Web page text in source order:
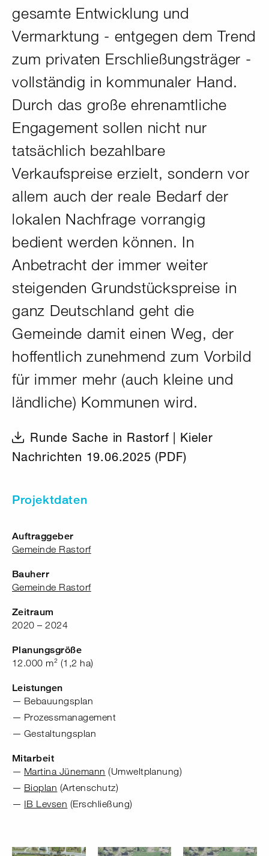
gesamte Entwicklung und
Vermarktung - entgegen dem Trend
zum privaten Erschließungsträger -
vollständig in kommunaler Hand.
Durch das große ehrenamtliche
Engagement sollen nicht nur
tatsächlich bezahlbare
Verkaufspreise erzielt, sondern vor
allem auch der reale Bedarf der
lokalen Nachfrage vorrangig
bedient werden können. In
Anbetracht der immer weiter
steigenden Grundstückspreise in
ganz Deutschland geht die
Gemeinde damit einen Weg, der
hoffentlich zunehmend zum Vorbild
für immer mehr (auch kleine und
ländliche) Kommunen wird.
Runde Sache in Rastorf | Kieler
Nachrichten 19.06.2025 (PDF)
Projektdaten
Auftraggeber
Gemeinde Rastorf
Bauherr
Gemeinde Rastorf
Zeitraum
2020 – 2024
Planungsgröße
12.000 m² (1,2 ha)
Leistungen
Bebauungsplan
Prozessmanagement
Gestaltungsplan
Mitarbeit
Martina Jünemann (Umweltplanung)
Bioplan (Artenschutz)
IB Levsen (Erschließung)